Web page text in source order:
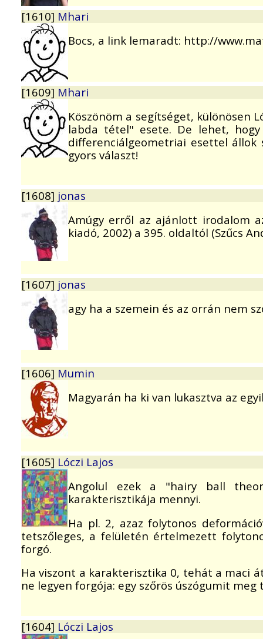
[1610] Mhari
Bocs, a link lemaradt: http://
[1609] Mhari
Köszönöm a segítséget, különösen
labda tétel" esete. De lehet,
differenciálgeometriai esettel állok
gyors választ!
[1608] jonas
Amúgy erről az ajánlott irodalom
kiadó, 2002) a 395. oldaltól (Szűcs
[1607] jonas
agy ha a szemein és az orrán nem
[1606] Mumin
Magyarán ha ki van lukasztva az
[1605] Lóczi Lajos
Angolul ezek a "hairy ball
karakterisztikája mennyi.
Ha pl. 2, azaz folytonos
tetszőleges, a felületén értelmezett
forgó.
Ha viszont a karakterisztika 0, tehát a maci
ne legyen forgója: egy szőrös úszógumit meg
[1604] Lóczi Lajos